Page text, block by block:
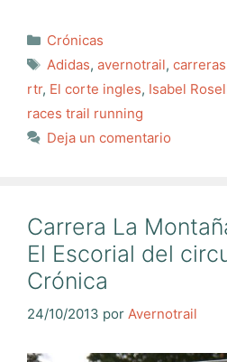
Categorías
Crónicas
Etiquetas
Adidas, avernotrail,
rtr, El corte ingles, Isabel
races trail running
Deja un comentario
Carrera La
El Escorial del
Crónica
24/10/2013 por Avernotrail